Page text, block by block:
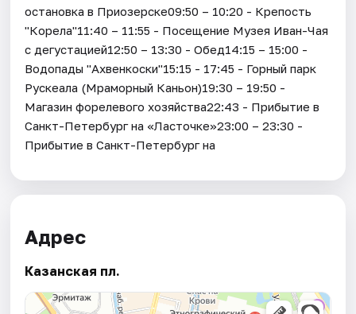
остановка в Приозерске09:50 – 10:20 - Крепость
"Корела"11:40 – 11:55 - Посещение Музея Иван-Чая
с дегустацией12:50 – 13:30 - Обед14:15 – 15:00 -
Водопады "Ахвенкоски"15:15 - 17:45 - Горный парк
Рускеала (Мраморный Каньон)19:30 – 19:50 -
Магазин форелевого хозяйства22:43 - Прибытие в
Санкт-Петербург на «Ласточке»23:00 – 23:30 -
Прибытие в Санкт-Петербург на
Адрес
Казанская пл.